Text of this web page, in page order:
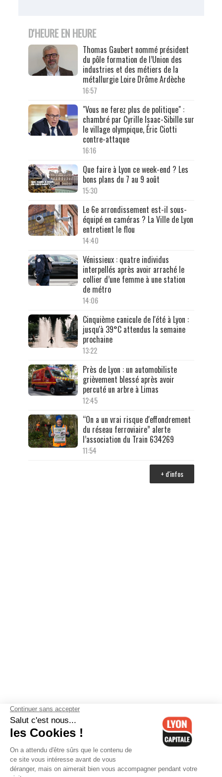
D'HEURE EN HEURE
Thomas Gaubert nommé président
du pôle formation de l’Union des
industries et des métiers de la
métallurgie Loire Drôme Ardèche
16:57
"Vous ne ferez plus de politique" :
chambré par Cyrille Isaac-Sibille sur
le village olympique, Éric Ciotti
contre-attaque
16:16
Que faire à Lyon ce week-end ? Les
bons plans du 7 au 9 août
15:30
Le 6e arrondissement est-il sous-
équipé en caméras ? La Ville de Lyon
entretient le flou
14:40
Vénissieux : quatre individus
interpellés après avoir arraché le
collier d’une femme à une station
de métro
14:06
Cinquième canicule de l'été à Lyon :
jusqu'à 39°C attendus la semaine
prochaine
13:22
Près de Lyon : un automobiliste
grièvement blessé après avoir
percuté un arbre à Limas
12:45
“On a un vrai risque d'effondrement
du réseau ferroviaire” alerte
l’association du Train 634269
11:54
+ d'infos